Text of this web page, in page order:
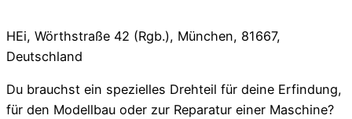
HEi, Wörthstraße 42 (Rgb.), München, 81667,
Deutschland
Du brauchst ein spezielles Drehteil für deine Erfindung,
für den Modellbau oder zur Reparatur einer Maschine?